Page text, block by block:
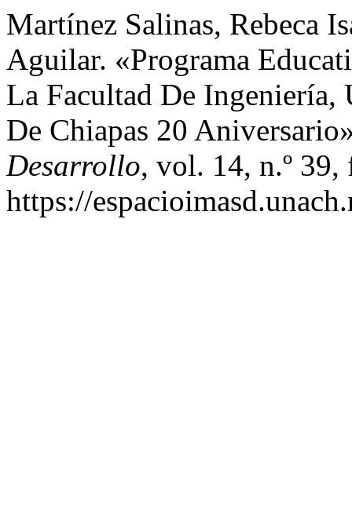
Martínez Salinas, Rebeca
Aguilar. «Programa
La Facultad De Ingeniería,
De Chiapas 20
Desarrollo, vol. 14, n.º 39,
https://